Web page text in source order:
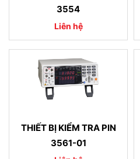
3554
Liên hệ
THIẾT BỊ KIỂM TRA PIN
3561-01